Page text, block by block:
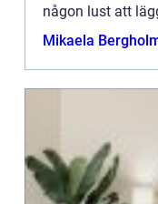
någon lust att
Mikaela